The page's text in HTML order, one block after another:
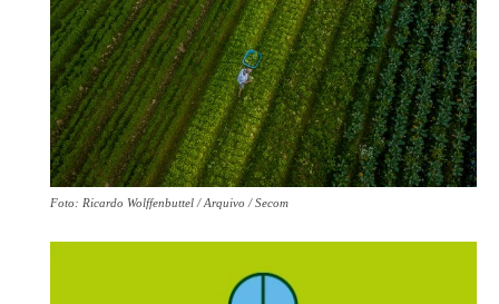
Foto: Ricardo Wolffenbuttel / Arquivo / Secom